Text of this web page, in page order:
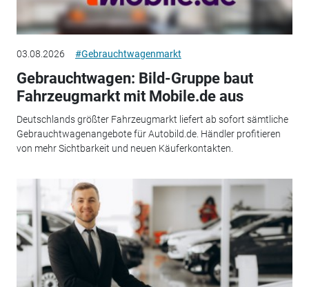
03.08.2026 #Gebrauchtwagenmarkt
Gebrauchtwagen: Bild-Gruppe baut
Fahrzeugmarkt mit Mobile.de aus
Deutschlands größter Fahrzeugmarkt liefert ab sofort sämtliche
Gebrauchtwagenangebote für Autobild.de. Händler profitieren
von mehr Sichtbarkeit und neuen Käuferkontakten.